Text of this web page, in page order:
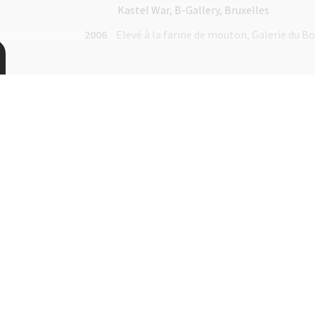
Kastel War, B-Gallery, Bruxelles
2006
Elevé à la farine de mouton, Galerie du